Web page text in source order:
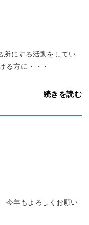
所にする活動をしてい
る方に・・・
続きを読む
今年もよろしくお願い